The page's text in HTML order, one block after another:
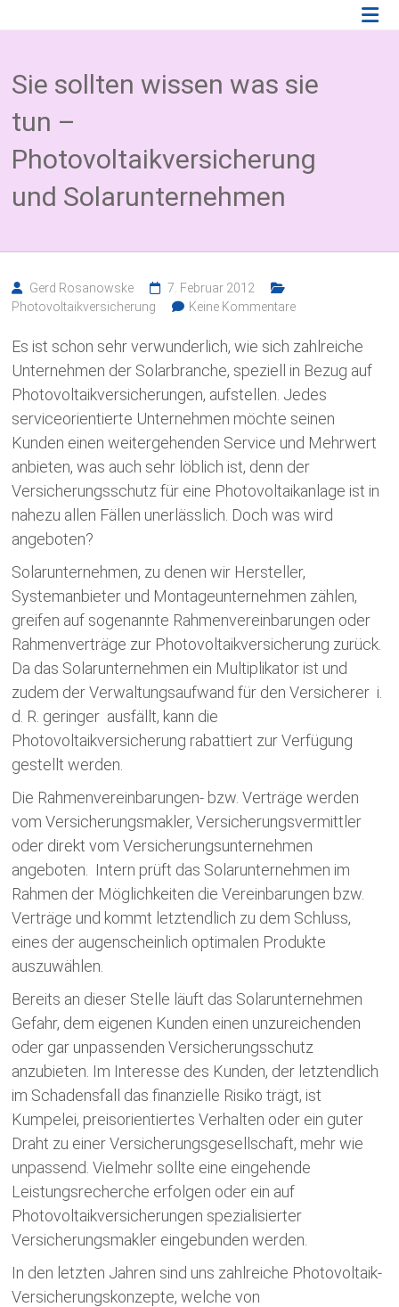
Inhalt
Wissenswertes
Thema
Solarparkversicherung
BESS
Versicherung
Sie sollten wissen was sie
tun –
Photovoltaikversicherung
und Solarunternehmen
Gerd Rosanowske
7. Februar 2012
Photovoltaikversicherung
Keine Kommentare
Es ist schon sehr verwunderlich, wie sich zahlreiche
Unternehmen der Solarbranche, speziell in Bezug auf
Photovoltaikversicherungen, aufstellen. Jedes
serviceorientierte Unternehmen möchte seinen
Kunden einen weitergehenden Service und Mehrwert
anbieten, was auch sehr löblich ist, denn der
Versicherungsschutz für eine Photovoltaikanlage ist in
nahezu allen Fällen unerlässlich. Doch was wird
angeboten?
Solarunternehmen, zu denen wir Hersteller,
Systemanbieter und Montageunternehmen zählen,
greifen auf sogenannte Rahmenvereinbarungen oder
Rahmenverträge zur Photovoltaikversicherung zurück.
Da das Solarunternehmen ein Multiplikator ist und
zudem der Verwaltungsaufwand für den Versicherer i.
d. R. geringer ausfällt, kann die
Photovoltaikversicherung rabattiert zur Verfügung
gestellt werden.
Die Rahmenvereinbarungen- bzw. Verträge werden
vom Versicherungsmakler, Versicherungsvermittler
oder direkt vom Versicherungsunternehmen
angeboten. Intern prüft das Solarunternehmen im
Rahmen der Möglichkeiten die Vereinbarungen bzw.
Verträge und kommt letztendlich zu dem Schluss,
eines der augenscheinlich optimalen Produkte
auszuwählen.
Bereits an dieser Stelle läuft das Solarunternehmen
Gefahr, dem eigenen Kunden einen unzureichenden
oder gar unpassenden Versicherungsschutz
anzubieten. Im Interesse des Kunden, der letztendlich
im Schadensfall das finanzielle Risiko trägt, ist
Kumpelei, preisorientiertes Verhalten oder ein guter
Draht zu einer Versicherungsgesellschaft, mehr wie
unpassend. Vielmehr sollte eine eingehende
Leistungsrecherche erfolgen oder ein auf
Photovoltaikversicherungen spezialisierter
Versicherungsmakler eingebunden werden.
In den letzten Jahren sind uns zahlreiche Photovoltaik-
Versicherungskonzepte, welche von